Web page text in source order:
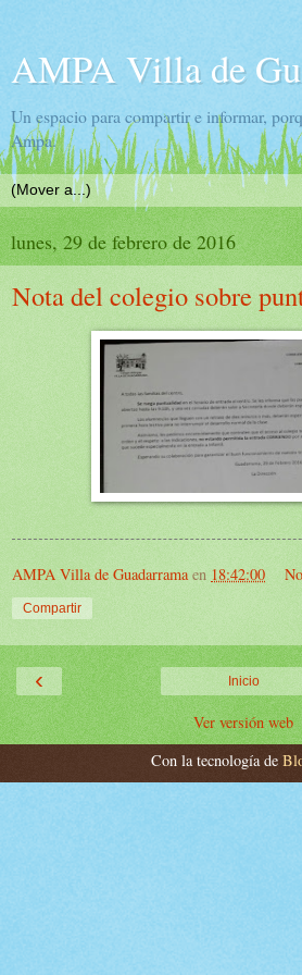
AMPA Villa de
Un espacio para compartir e informar,
Ampa.
lunes, 29 de febrero de 2016
Nota del colegio sobre
AMPA Villa de Guadarrama en 18:42:00
Compartir
‹ Inicio
Ver versión web
Con la tecnología de